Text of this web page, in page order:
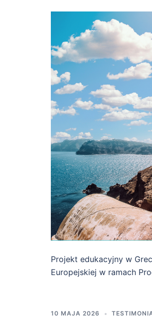
Projekt edukacyjny w
Europejskiej w ramach
10 MAJA 2026